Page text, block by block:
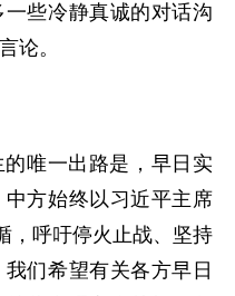
些冷静真诚的对话沟
论。
唯一出路是，早日实
方始终以习近平主席
，呼吁停火止战、坚持
们希望有关各方早日